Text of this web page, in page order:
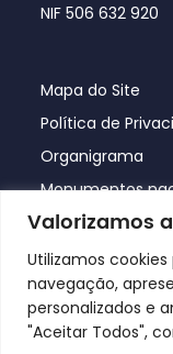
Valorizamos
Utilizamos
navegação,
personalizados e
"Aceitar Todos",
NIF 506 632 920
Mapa do Site
Política de
Organigrama
Monumentos